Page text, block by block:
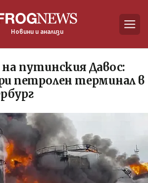
Новини и анализи
путинския Давос:
петролен терминал в